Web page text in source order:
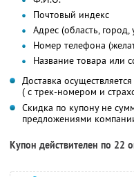
Почтовый индекс
Адрес (область,
Номер телефона
Название товара или
Доставка
( с трек-номером и
Скидка по купону не
предложениями
Купон действителен по 22